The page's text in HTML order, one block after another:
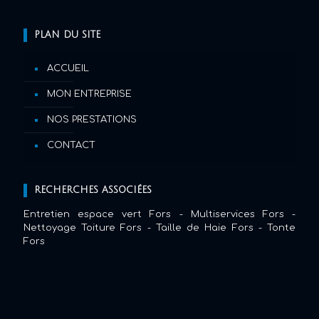
PLAN DU SITE
ACCUEIL
MON ENTREPRISE
NOS PRESTATIONS
CONTACT
RECHERCHES ASSOCIÉES
Entretien espace vert Fors - Multiservices Fors -
Nettoyage Toiture Fors
- Taille de Haie Fors -
Tonte
Fors